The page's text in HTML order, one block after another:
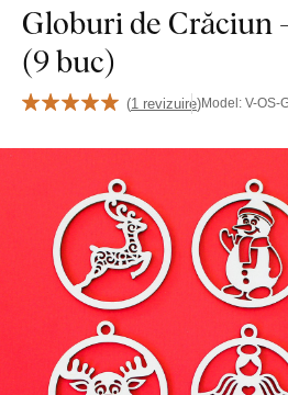
Globuri de Crăciun
(9 buc)
(1 revizuire)Model: V-OS-